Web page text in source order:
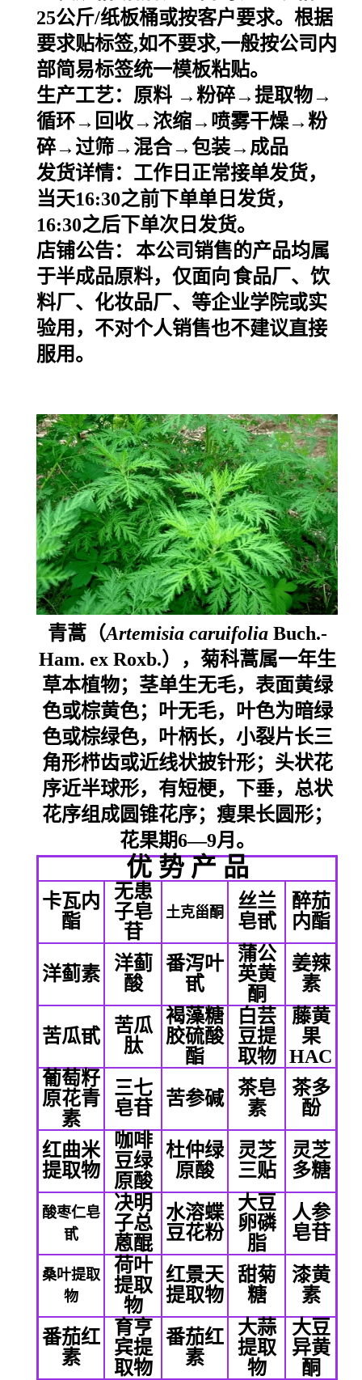
25公斤/纸板桶或按客户要求。根据
要求贴标签,如不要求,一般按公司内
部简易标签统一模板粘贴。
生产工艺：原料 →粉碎→提取物→
循环→回收→浓缩→喷雾干燥→粉
碎→过筛→混合→包装→成品
发货详情：工作日正常接单发货，
当天16:30之前下单单日发货，
16:30之后下单次日发货。
店铺公告：
本公司销售的产品均属
于半成品原料，仅面向食品厂、饮
料厂、化妆品厂、等企业学院或实
验用，不对个人销售也不建议直接
服用。
青蒿（Artemisia caruifoliaBuch.-
Ham. ex Roxb.），菊科蒿属一年生
草本植物；茎单生无毛，表面黄绿
色或棕黄色；叶无毛，叶色为暗绿
色或棕绿色，叶柄长，小裂片长三
角形栉齿或近线状披针形；头状花
序近半球形，有短梗，下垂，总状
花序组成圆锥花序；瘦果长圆形；
花果期6—9月。
优 势 产 品
卡瓦内
酯
无患
子皂
苷
土克甾酮
丝兰
皂甙
醉茄
内酯
洋蓟素
洋蓟
酸
番泻叶
甙
蒲公
英黄
酮
姜辣
素
苦瓜甙
苦瓜
肽
褐藻糖
胶硫酸
酯
白芸
豆提
取物
藤黄
果
HAC
葡萄籽
原花青
素
三七
皂苷
苦参碱
茶皂
素
茶多
酚
红曲米
提取物
咖啡
豆绿
原酸
杜仲绿
原酸
灵芝
三贴
灵芝
多糖
酸枣仁皂
甙
决明
子总
蒽醌
水溶蝶
豆花粉
大豆
卵磷
脂
人参
皂苷
桑叶提取
物
荷叶
提取
物
红景天
提取物
甜菊
糖
漆黄
素
番茄红
素
育亨
宾提
取物
番茄红
素
大蒜
提取
物
大豆
异黄
酮